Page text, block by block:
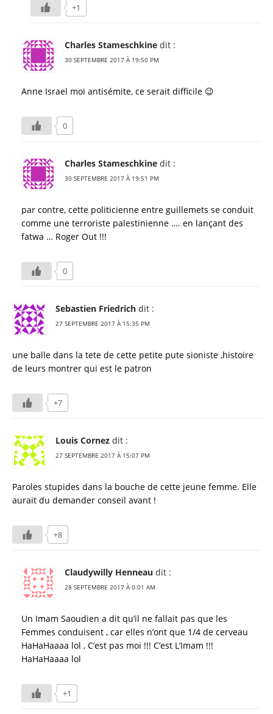
+1
Charles Stameschkine dit :
30 SEPTEMBRE 2017 À 19:50 PM
Anne Israel moi antisémite, ce serait difficile 😉
0
Charles Stameschkine dit :
30 SEPTEMBRE 2017 À 19:51 PM
par contre, cette politicienne entre guillemets se conduit
comme une terroriste palestinienne …. en lançant des
fatwa … Roger Out !!!
0
Sebastien Friedrich dit :
27 SEPTEMBRE 2017 À 15:35 PM
une balle dans la tete de cette petite pute sioniste ,histoire
de leurs montrer qui est le patron
+7
Louis Cornez dit :
27 SEPTEMBRE 2017 À 15:07 PM
Paroles stupides dans la bouche de cette jeune femme. Elle
aurait du demander conseil avant !
+8
Claudywilly Henneau dit :
28 SEPTEMBRE 2017 À 0:01 AM
Un Imam Saoudien a dit qu’il ne fallait pas que les
Femmes conduisent , car elles n’ont que 1/4 de cerveau
HaHaHaaaa lol , C’est pas moi !!! C’est L’Imam !!!
HaHaHaaaa lol
+1